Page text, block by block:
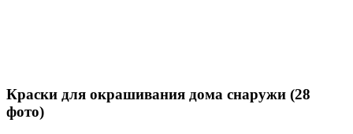
Краски для окрашивания дома снаружи (28
фото)